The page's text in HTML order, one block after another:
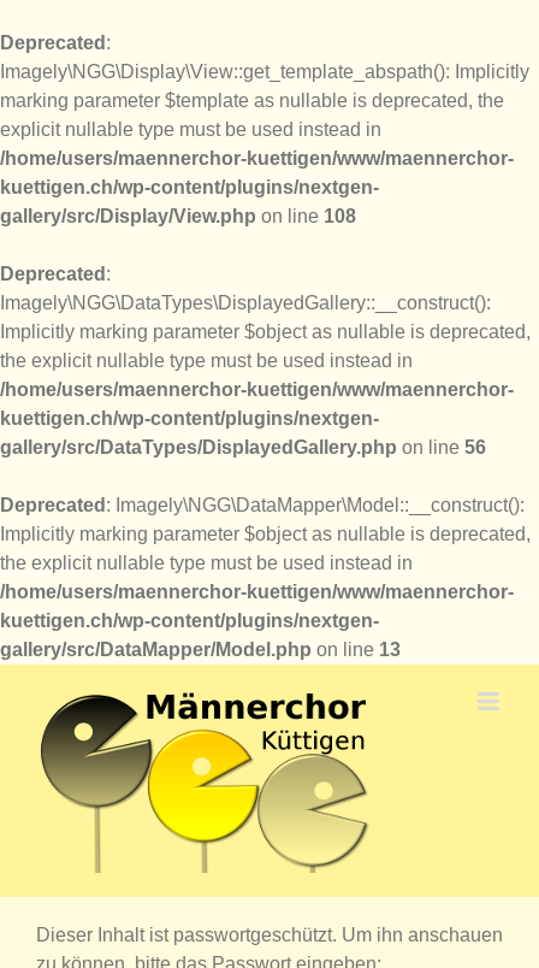
Deprecated :
Imagely\NGG\Display\View::get_template_abspath(): Implicitly
marking parameter $template as nullable is deprecated, the
explicit nullable type must be used instead in
/home/users/maennerchor-kuettigen/www/maennerchor-
kuettigen.ch/wp-content/plugins/nextgen-
gallery/src/Display/View.php on line 108
Deprecated :
Imagely\NGG\DataTypes\DisplayedGallery::__construct():
Implicitly marking parameter $object as nullable is deprecated,
the explicit nullable type must be used instead in
/home/users/maennerchor-kuettigen/www/maennerchor-
kuettigen.ch/wp-content/plugins/nextgen-
gallery/src/DataTypes/DisplayedGallery.php on line 56
Deprecated : Imagely\NGG\DataMapper\Model::__construct():
Implicitly marking parameter $object as nullable is deprecated,
the explicit nullable type must be used instead in
/home/users/maennerchor-kuettigen/www/maennerchor-
kuettigen.ch/wp-content/plugins/nextgen-
gallery/src/DataMapper/Model.php on line 13
springen
Dieser Inhalt ist passwortgeschützt. Um ihn anschauen
zu können, bitte das Passwort eingeben: